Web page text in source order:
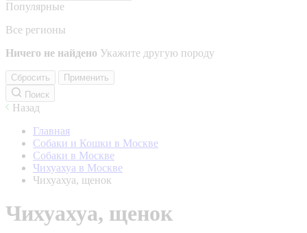
Популярные
Все регионы
Ничего не найдено Укажите другую породу
Сбросить
Применить
Поиск
Назад
Главная
Собаки и Кошки в Москве
Собаки в Москве
Чихуахуа в Москве
Чихуахуа, щенок
Чихуахуа, щенок